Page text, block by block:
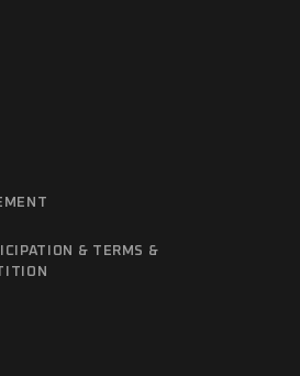
& TERMS &